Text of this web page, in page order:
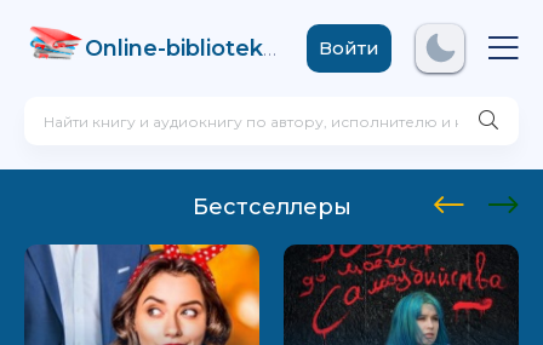
Online-biblioteka .comВойти
Бестселлеры